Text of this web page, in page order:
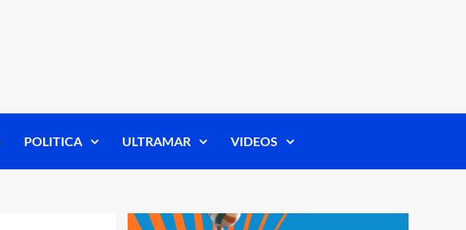
POLITICA ULTRAMAR VIDEOS